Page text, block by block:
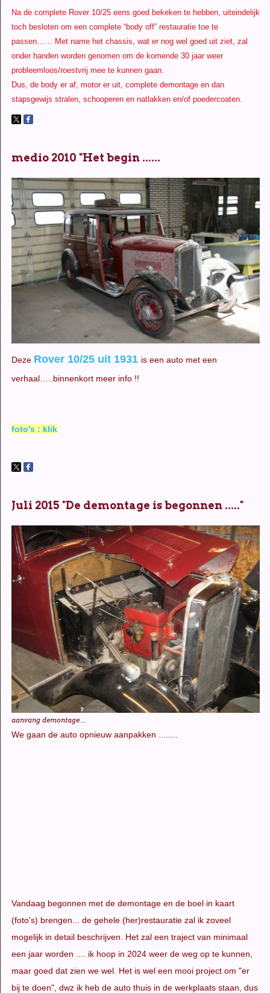
Na de complete Rover 10/25 eens goed bekeken te hebben, uiteindelijk
toch besloten om een complete “body off” restauratie toe te
passen…… Met name het chassis, wat er nog wel goed uit ziet, zal
onder handen worden genomen om de komende 30 jaar weer
probleemloos/roestvrij mee te kunnen gaan.
Dus, de body er af, motor er uit, complete demontage en dan
stapsgewijs stralen, schooperen en natlakken en/of poedercoaten.
medio 2010 "Het begin ......
Deze Rover 10/25 uit 1931 is een auto met een
verhaal…..binnenkort meer info !!
foto's : klik
Juli 2015 "De demontage is begonnen ....."
aanvang demontage....
We gaan de auto opnieuw aanpakken ........
Vandaag begonnen met de demontage en de boel in kaart
(foto's) brengen... de gehele (her)restauratie zal ik zoveel
mogelijk in detail beschrijven. Het zal een traject van minimaal
een jaar worden .... ik hoop in 2024 weer de weg op te kunnen,
maar goed dat zien we wel. Het is wel een mooi project om "er
bij te doen", dwz ik heb de auto thuis in de werkplaats staan, dus